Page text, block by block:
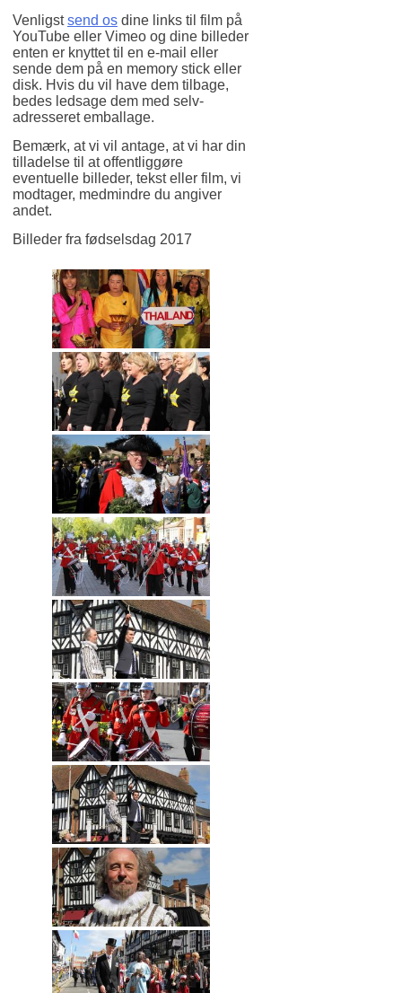
Venligstsend os dine links til film på
YouTube eller Vimeo og dine billeder
enten er knyttet til en e-mail eller
sende dem på en memory stick eller
disk. Hvis du vil have dem tilbage,
bedes ledsage dem med selv-
adresseret emballage.
Bemærk, at vi vil antage, at vi har din
tilladelse til at offentliggøre
eventuelle billeder, tekst eller film, vi
modtager, medmindre du angiver
andet.
Billeder fra fødselsdag 2017